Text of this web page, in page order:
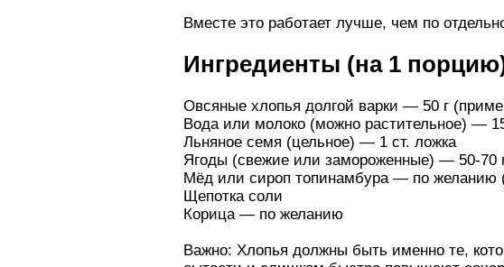
Вместе это работает лучше, чем по
Ингредиенты (на 1
Овсяные хлопья долгой варки — 50 г
Вода или молоко (можно растительное) —
Льняное семя (цельное) — 1 ст. ложка
Ягоды (свежие или замороженные) — 50-70
Мёд или сироп топинамбура — по желанию
Щепотка соли
Корица — по желанию
Важно: Хлопья должны быть именно те,